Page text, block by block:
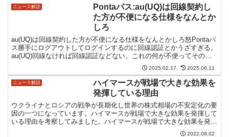
ニュース解説
Pontaパス:au(UQ)は回線契約し
た方が不便になる仕様をなんとか
しろ
au(UQ)は回線契約した方が不便になる仕様をなんとかしろ怒Pontaパ
ス勝手にログアウトしてログインするのに回線認証とかうざすぎる。
au(UQ)回線なければ回線認証などない。これの何が不便ってその回
線のスマホが手元にないとログインできない... 2025.02.17 2025.06.11
ニュース解説
ハイマースが戦場で大きな効果を
発揮している理由
ウクライナとロシアの戦争が長期化し世界の株式相場の不安定化の要
因の一つになっています。ハイマースが戦場で大きな効果を発揮して
いる理由を考察してみました。ハイマースが戦場で大きな効果を発揮
している理由ハイマースの特徴は3つ 長距離攻撃が可能 ... 2022.08.02